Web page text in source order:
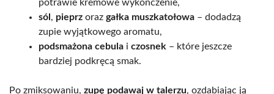
potrawie kremowe wykończenie,
sól , pieprz oraz gałka muszkatołowa – dodadzą
zupie wyjątkowego aromatu,
podsmażona cebula i czosnek – które jeszcze
bardziej podkręcą smak.
Po zmiksowaniu, zupę podawaj w talerzu, ozdabiając ją